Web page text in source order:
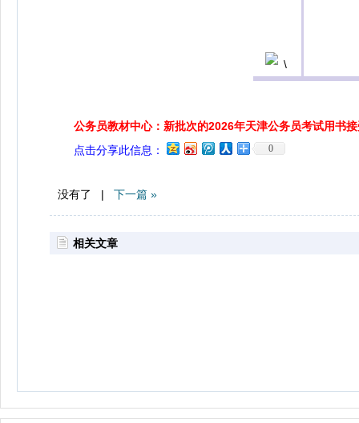
公务员教材中心：新批次的2026年天津公务员考试用书
点击分享此信息：
0
没有了 | 下一篇 »
相关文章